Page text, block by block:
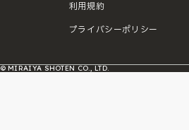
利用規約
プライバシーポリシー
© MIRAIYA SHOTEN CO., LTD.